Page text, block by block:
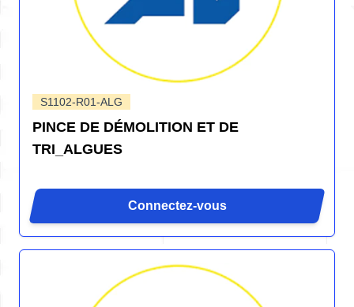
S1102-R01-ALG
PINCE DE DÉMOLITION ET DE
TRI_ALGUES
Connectez-vous